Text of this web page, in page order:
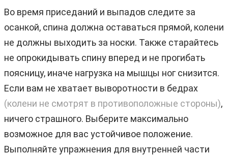
Во время приседаний и выпадов следите за
осанкой, спина должна оставаться прямой, колени
не должны выходить за носки. Также старайтесь
не опрокидывать спину вперед и не прогибать
поясницу, иначе нагрузка на мышцы ног снизится.
Если вам не хватает выворотности в бедрах
(колени не смотрят в противоположные стороны),
ничего страшного. Выберите максимально
возможное для вас устойчивое положение.
Выполняйте упражнения для внутренней части